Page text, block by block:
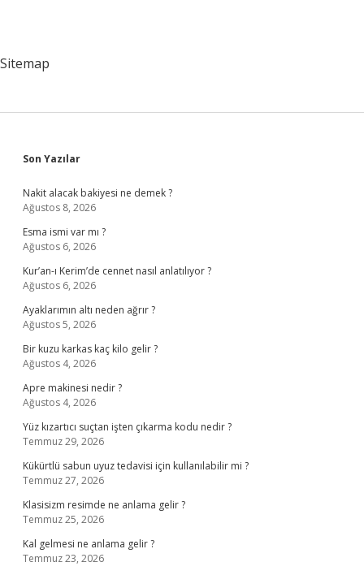
Sitemap
Sidebar
Son Yazılar
Nakit alacak bakiyesi ne demek ?
Ağustos 8, 2026
Esma ismi var mı ?
Ağustos 6, 2026
Kur’an-ı Kerim’de cennet nasıl anlatılıyor ?
Ağustos 6, 2026
Ayaklarımın altı neden ağrır ?
Ağustos 5, 2026
Bir kuzu karkas kaç kilo gelir ?
Ağustos 4, 2026
Apre makinesi nedir ?
Ağustos 4, 2026
Yüz kızartıcı suçtan işten çıkarma kodu nedir ?
Temmuz 29, 2026
Kükürtlü sabun uyuz tedavisi için kullanılabilir mi ?
Temmuz 27, 2026
Klasisizm resimde ne anlama gelir ?
Temmuz 25, 2026
Kal gelmesi ne anlama gelir ?
Temmuz 23, 2026